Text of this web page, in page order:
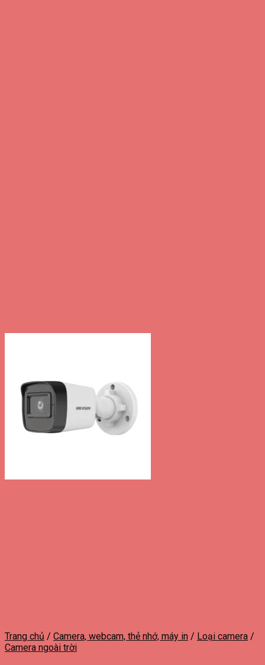
Trang chủ / Camera, webcam, thẻ nhớ, máy in / Loại camera /
Camera ngoài trời